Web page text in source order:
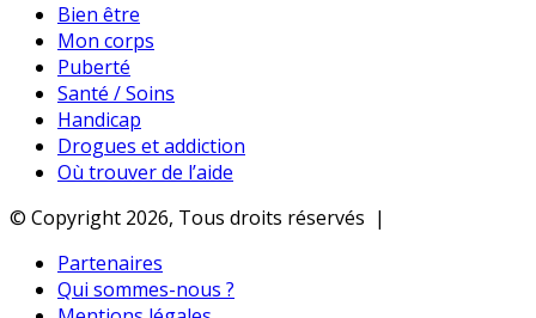
Bien être
Mon corps
Puberté
Santé / Soins
Handicap
Drogues et addiction
Où trouver de l’aide
© Copyright 2026, Tous droits réservés |
Partenaires
Qui sommes-nous ?